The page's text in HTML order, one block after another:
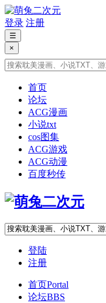
登录 注册
☰
×
首页
论坛
ACG漫画
小说txt
cos图集
ACG游戏
ACG动漫
百度秒传
登陆
注册
首页Portal
论坛BBS